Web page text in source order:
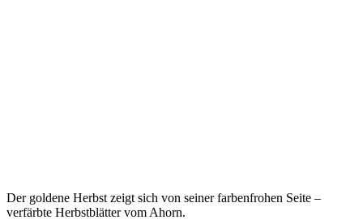
Der goldene Herbst zeigt sich von seiner farbenfrohen Seite –
verfärbte Herbstblätter vom Ahorn.